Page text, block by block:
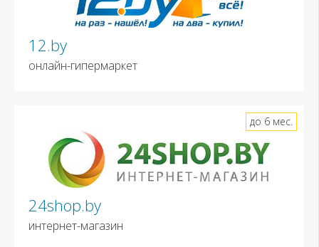
12.by
онлайн-гипермаркет
24shop.by
интернет-магазин
до 6 мес.